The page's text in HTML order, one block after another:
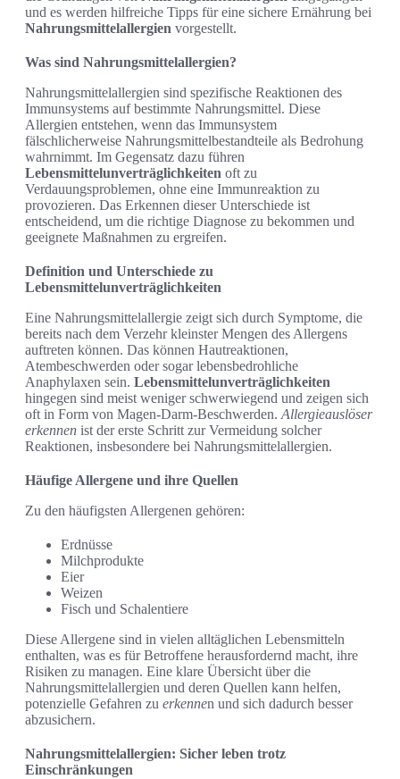
und es werden hilfreiche Tipps für eine sichere Ernährung bei
Nahrungsmittelallergien vorgestellt.
Was sind Nahrungsmittelallergien?
Nahrungsmittelallergien sind spezifische Reaktionen des
Immunsystems auf bestimmte Nahrungsmittel. Diese
Allergien entstehen, wenn das Immunsystem
fälschlicherweise Nahrungsmittelbestandteile als Bedrohung
wahrnimmt. Im Gegensatz dazu führen
Lebensmittelunverträglichkeiten oft zu
Verdauungsproblemen, ohne eine Immunreaktion zu
provozieren. Das Erkennen dieser Unterschiede ist
entscheidend, um die richtige Diagnose zu bekommen und
geeignete Maßnahmen zu ergreifen.
Definition und Unterschiede zu
Lebensmittelunverträglichkeiten
Eine Nahrungsmittelallergie zeigt sich durch Symptome, die
bereits nach dem Verzehr kleinster Mengen des Allergens
auftreten können. Das können Hautreaktionen,
Atembeschwerden oder sogar lebensbedrohliche
Anaphylaxen sein. Lebensmittelunverträglichkeiten
hingegen sind meist weniger schwerwiegend und zeigen sich
oft in Form von Magen-Darm-Beschwerden. Allergieauslöser
erkennen ist der erste Schritt zur Vermeidung solcher
Reaktionen, insbesondere bei Nahrungsmittelallergien.
Häufige Allergene und ihre Quellen
Zu den häufigsten Allergenen gehören:
Erdnüsse
Milchprodukte
Eier
Weizen
Fisch und Schalentiere
Diese Allergene sind in vielen alltäglichen Lebensmitteln
enthalten, was es für Betroffene herausfordernd macht, ihre
Risiken zu managen. Eine klare Übersicht über die
Nahrungsmittelallergien und deren Quellen kann helfen,
potenzielle Gefahren zu erkennen und sich dadurch besser
abzusichern.
Nahrungsmittelallergien: Sicher leben trotz
Einschränkungen